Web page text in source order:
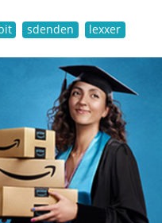
sdenden lexxer